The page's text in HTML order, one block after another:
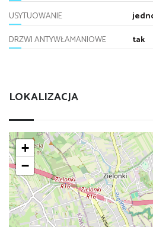
USYTUOWANIE
DRZWI ANTYWŁAMANIOWE
tak
LOKALIZACJA
+
−